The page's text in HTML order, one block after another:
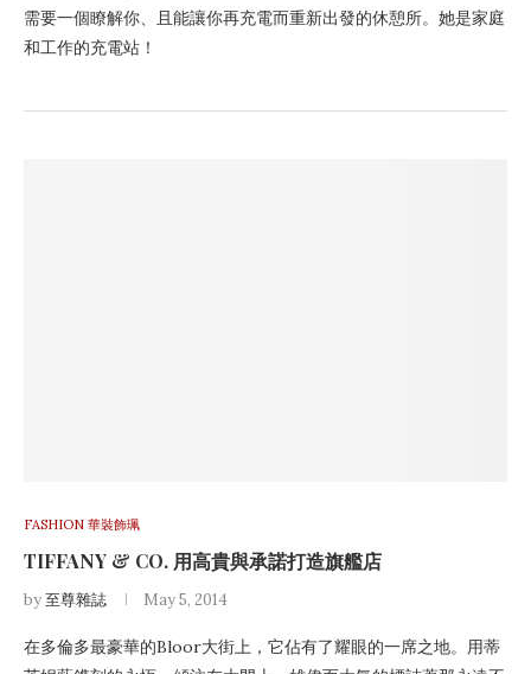
需要一個瞭解你、且能讓你再充電而重新出發的休憩所。她是家庭
和工作的充電站！
FASHION 華裝飾珮
TIFFANY & CO. 用高貴與承諾打造旗艦店
by至尊雜誌 May 5, 2014
在多倫多最豪華的Bloor大街上，它佔有了耀眼的一席之地。用蒂